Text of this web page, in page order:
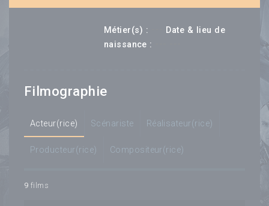
Métier(s) :
Date & lieu de
naissance :
Filmographie
Acteur(rice) Scénariste Réalisateur(rice)
Producteur(rice) Compositeur(rice)
9 films